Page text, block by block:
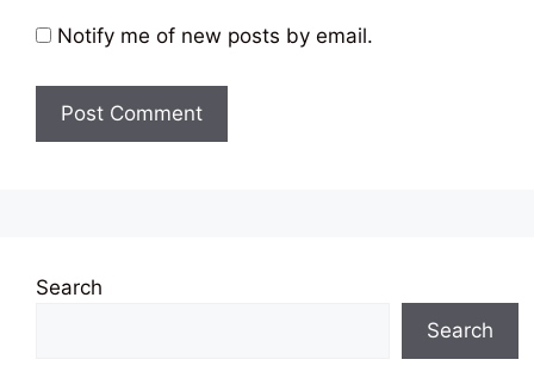
Notify me of new posts by email.
Search
Search